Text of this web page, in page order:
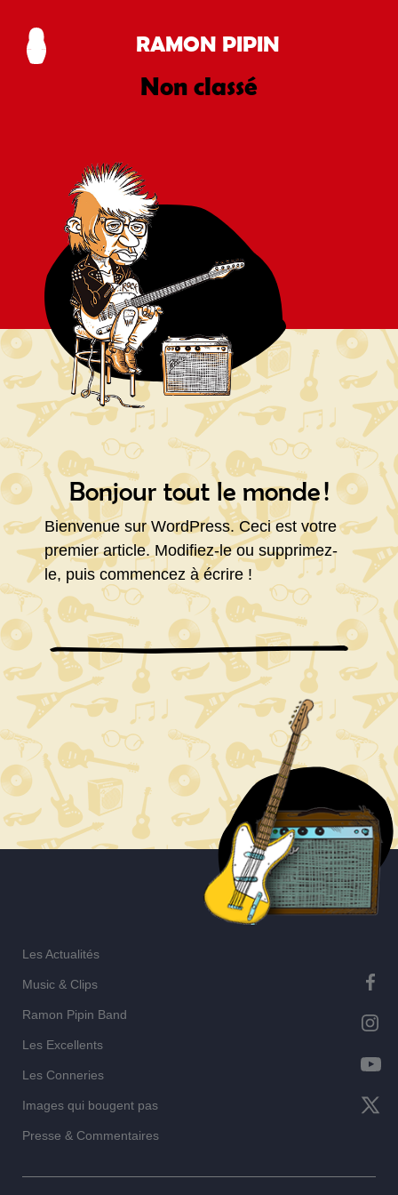
RAMON PIPIN
Non classé
Bonjour tout le monde !
Bienvenue sur WordPress. Ceci est votre
premier article. Modifiez-le ou supprimez-
le, puis commencez à écrire !
Les Actualités
Music & Clips
Ramon Pipin Band
Les Excellents
Les Conneries
Images qui bougent pas
Presse & Commentaires